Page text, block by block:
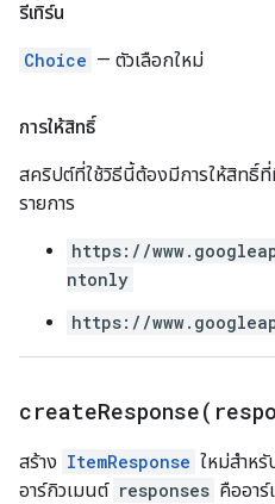
รีเทิร์น
Choice — ตัวเลือกใหม่
การให้สิทธิ์
สคริปต์ที่ใช้วิธีนี้ต้องมีการให้สิทธิ์
รายการ
https://
ntonly
https://
createResponse(
สร้าง ItemResponse ใหม่สำหรั
อาร์กิวเมนต์ responses คืออาร์